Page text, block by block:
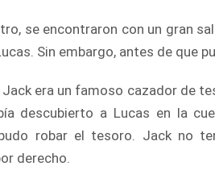
se encontraron con un gran
Sin embargo, antes de que
Jack era un famoso cazador de
descubierto a Lucas en la
robar el tesoro. Jack no
derecho.